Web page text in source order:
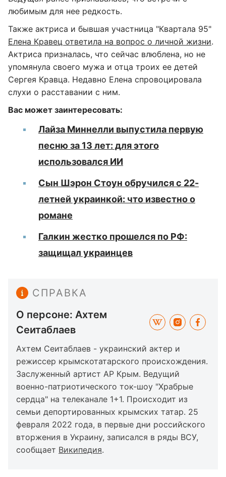
любимым для нее редкость.
Также актриса и бывшая участница "Квартала 95"
Елена Кравец ответила на вопрос о личной жизни.
Актриса призналась, что сейчас влюблена, но не
упомянула своего мужа и отца троих ее детей
Сергея Кравца. Недавно Елена спровоцировала
слухи о расставании с ним.
Вас может заинтересовать:
Лайза Миннелли выпустила первую
песню за 13 лет: для этого
использовался ИИ
Сын Шэрон Стоун обручился с 22-
летней украинкой: что известно о
романе
Галкин жестко прошелся по РФ:
защищал украинцев
СПРАВКА
О персоне: Ахтем
Сеитаблаев
Ахтем Сеитаблаев - украинский актер и
режиссер крымскотатарского происхождения.
Заслуженный артист АР Крым. Ведущий
военно-патриотического ток-шоу "Храбрые
сердца" на телеканале 1+1. Происходит из
семьи депортированных крымских татар. 25
февраля 2022 года, в первые дни российского
вторжения в Украину, записался в ряды ВСУ,
сообщает Википедия.